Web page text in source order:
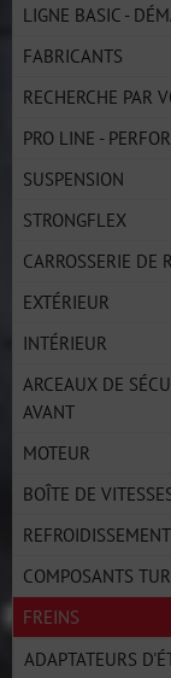
LIGNE BASIC -
FABRICANTS
RECHERCHE PAR
PRO LINE -
SUSPENSION
STRONGFLEX
CARROSSERIE DE
EXTÉRIEUR
INTÉRIEUR
ARCEAUX DE
AVANT
MOTEUR
BOÎTE DE
COMPOSANTS
FREINS
ADAPTATEURS